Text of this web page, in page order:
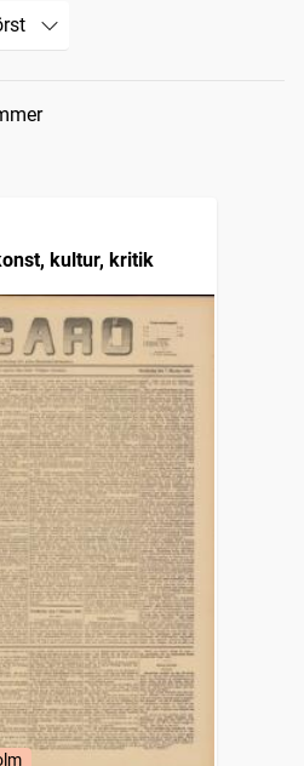
kultur, kritik